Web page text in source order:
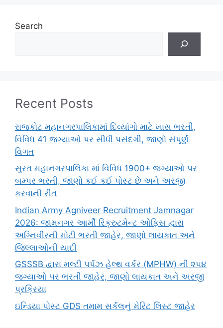
Search
Recent Posts
રાજકોટ મહાનગરપાલિકામાં દિવ્યાંગો માટે ખાસ ભરતી,
વિવિધ 41 જગ્યાઓ પર સીધી પસંદગી, જાણો સંપૂર્ણ
વિગત
સુરત મહાનગરપાલિકા માં વિવિધ 1900+ જગ્યાઓ પર
બમ્પર ભરતી, જાણો કઈ કઈ પોસ્ટ છે અને અરજી
કરવાની રીત
Indian Army Agniveer Recruitment Jamnagar
2026: જામનગર આર્મી રિક્રુટમેન્ટ ઓફિસ દ્વારા
અગ્નિવીરની મોટી ભરતી જાહેર, જાણો લાયકાત અને
જિલ્લાઓની યાદી
GSSSB દ્વારા મલ્ટી પર્પઝ હેલ્થ વર્કર (MPHW) ની ૨૫૪
જગ્યાઓ પર ભરતી જાહેર, જાણો લાયકાત અને અરજી
પ્રક્રિયા
ઇન્ડિયા પોસ્ટ GDS તમામ સર્કલનું મેરિટ લિસ્ટ જાહેર